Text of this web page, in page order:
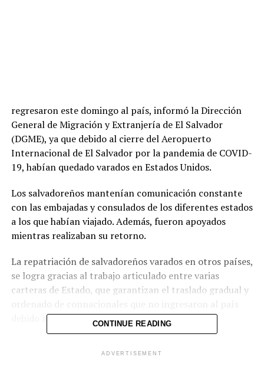
regresaron este domingo al país, informó la Dirección
General de Migración y Extranjería de El Salvador
(DGME), ya que debido al cierre del Aeropuerto
Internacional de El Salvador por la pandemia de COVID-
19, habían quedado varados en Estados Unidos.
Los salvadoreños mantenían comunicación constante
con las embajadas y consulados de los diferentes estados
a los que habían viajado. Además, fueron apoyados
mientras realizaban su retorno.
La repatriación de salvadoreños varados en otros países,
se logra gracias al trabajo articulado entre varias
carteras de Estado, que garantizan el traslado gradual y
debido a la pandemia del coronavirus.
Atendimos un vuelo
CONTINUE READING
ADVERTISEMENT